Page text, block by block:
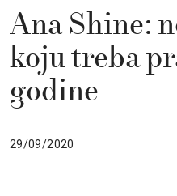
Ana Shine:
koju treba
godine
29/09/2020